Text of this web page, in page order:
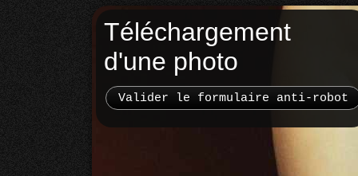
Téléchargement
d'une photo